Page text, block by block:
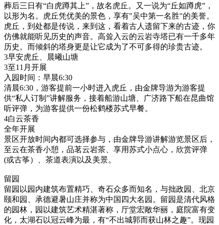
葬后三日有“白虎蹲其上”，故名虎丘。又一说为“丘如蹲虎”，
以形为名。虎丘凭优美的景色，享有"吴中第一名胜"的美誉。
虎丘，到处都是传说，来到这，看着古人遗留下来的古迹，你
仿佛就能听见历史的声音。高耸入云的云岩寺塔已有一千多年
历史。而倾斜的塔身更是让它成为了不可多得的珍贵古迹。
3早安虎丘、晨曦山塘
3至11月开展
入园时间：早晨6:30
清晨6:30，游客提前一小时进入虎丘，由金牌导游为游客提
供“私人订制”讲解服务，接着船游山塘、广济路下船在昆曲馆
听评弹，为游客提供一份松鹤楼苏式早餐。
4白云茶香
全年开展
景区开放时间内都可选择参与，由金牌导游讲解游览景区后，
至云在茶香小憩，品茗云岩茶、享用苏式小点心，欣赏评弹
(或古筝）、茶道表演以及美景。
留园
留园以园内建筑布置精巧、奇石众多而知名，与拙政园、北京
颐和园、承德避暑山庄并称为中国四大名园。留园是清代风格
的园林，园以建筑艺术精湛著称，厅堂宏敞华丽，庭院富有变
化，太湖石以冠云峰为最，有“不出城郭而获山林之趣”。现园